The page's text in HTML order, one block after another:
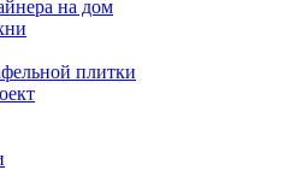
на дом
плитки